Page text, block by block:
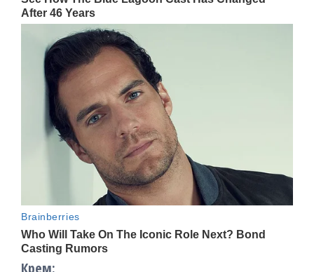
Крем: